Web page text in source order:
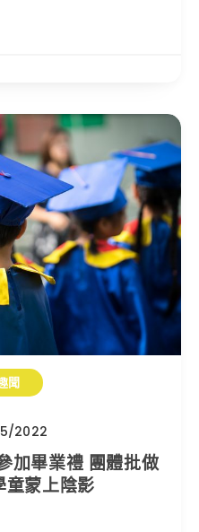
聞
2022
加畢業禮 團體批做
童蒙上陰影